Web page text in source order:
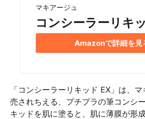
マキアージュ
コンシーラーリキ
Amazonで詳細を見
「コンシーラーリキッド EX」は、
売されちえる、プチプラの筆コンシ
キッドを肌に塗ると、肌に薄膜が形